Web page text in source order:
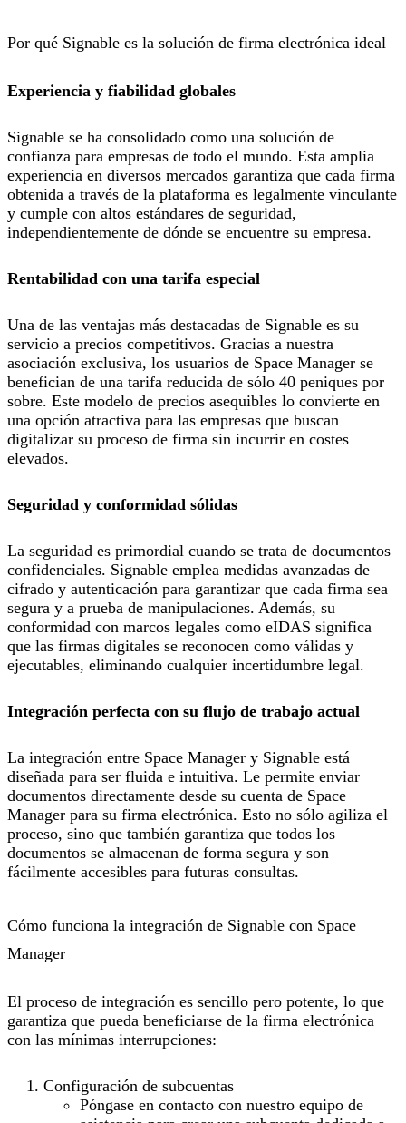
Por qué Signable es la solución de firma electrónica ideal
Experiencia y fiabilidad globales
Signable se ha consolidado como una solución de
confianza para empresas de todo el mundo. Esta amplia
experiencia en diversos mercados garantiza que cada firma
obtenida a través de la plataforma es legalmente vinculante
y cumple con altos estándares de seguridad,
independientemente de dónde se encuentre su empresa.
Rentabilidad con una tarifa especial
Una de las ventajas más destacadas de Signable es su
servicio a precios competitivos. Gracias a nuestra
asociación exclusiva, los usuarios de Space Manager se
benefician de una tarifa reducida de sólo 40 peniques por
sobre. Este modelo de precios asequibles lo convierte en
una opción atractiva para las empresas que buscan
digitalizar su proceso de firma sin incurrir en costes
elevados.
Seguridad y conformidad sólidas
La seguridad es primordial cuando se trata de documentos
confidenciales. Signable emplea medidas avanzadas de
cifrado y autenticación para garantizar que cada firma sea
segura y a prueba de manipulaciones. Además, su
conformidad con marcos legales como eIDAS significa
que las firmas digitales se reconocen como válidas y
ejecutables, eliminando cualquier incertidumbre legal.
Integración perfecta con su flujo de trabajo actual
La integración entre Space Manager y Signable está
diseñada para ser fluida e intuitiva. Le permite enviar
documentos directamente desde su cuenta de Space
Manager para su firma electrónica. Esto no sólo agiliza el
proceso, sino que también garantiza que todos los
documentos se almacenan de forma segura y son
fácilmente accesibles para futuras consultas.
Cómo funciona la integración de Signable con Space
Manager
El proceso de integración es sencillo pero potente, lo que
garantiza que pueda beneficiarse de la firma electrónica
con las mínimas interrupciones:
Configuración de subcuentas
Póngase en contacto con nuestro equipo de